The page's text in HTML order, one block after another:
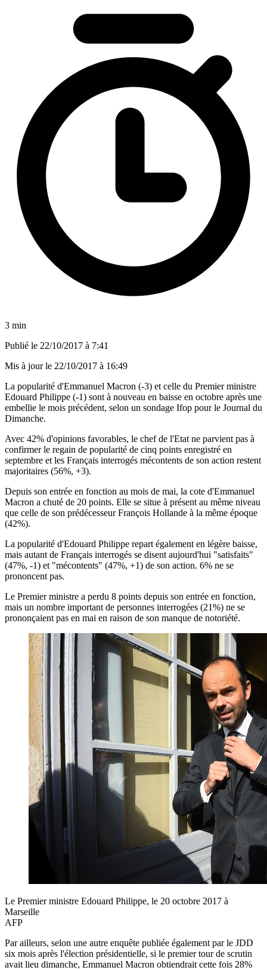
3 min
Publié le 22/10/2017 à 7:41
Mis à jour le 22/10/2017 à 16:49
La popularité d'Emmanuel Macron (-3) et celle du Premier ministre
Edouard Philippe (-1) sont à nouveau en baisse en octobre après une
embellie le mois précédent, selon un sondage Ifop pour le Journal du
Dimanche.
Avec 42% d'opinions favorables, le chef de l'Etat ne parvient pas à
confirmer le regain de popularité de cinq points enregistré en
septembre et les Français interrogés mécontents de son action restent
majoritaires (56%, +3).
Depuis son entrée en fonction au mois de mai, la cote d'Emmanuel
Macron a chuté de 20 points. Elle se situe à présent au même niveau
que celle de son prédécesseur François Hollande à la même époque
(42%).
La popularité d'Edouard Philippe repart également en légère baisse,
mais autant de Français interrogés se disent aujourd'hui "satisfaits"
(47%, -1) et "mécontents" (47%, +1) de son action. 6% ne se
prononcent pas.
Le Premier ministre a perdu 8 points depuis son entrée en fonction,
mais un nombre important de personnes interrogées (21%) ne se
prononçaient pas en mai en raison de son manque de notoriété.
Le Premier ministre Edouard Philippe, le 20 octobre 2017 à
Marseille
AFP
Par ailleurs, selon une autre enquête publiée également par le JDD
six mois après l'élection présidentielle, si le premier tour de scrutin
avait lieu dimanche, Emmanuel Macron obtiendrait cette fois 28%